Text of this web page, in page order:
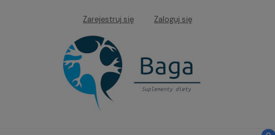
Zarejestruj się Zaloguj się